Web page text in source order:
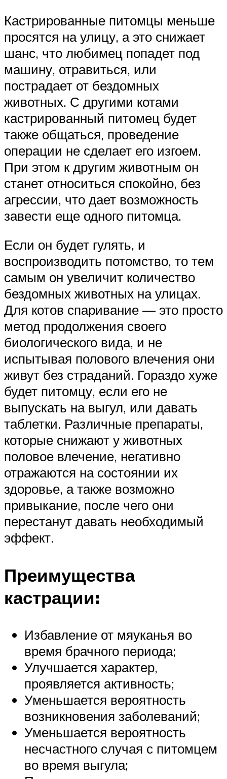
Кастрированные питомцы меньше
просятся на улицу, а это снижает
шанс, что любимец попадет под
машину, отравиться, или
пострадает от бездомных
животных. С другими котами
кастрированный питомец будет
также общаться, проведение
операции не сделает его изгоем.
При этом к другим животным он
станет относиться спокойно, без
агрессии, что дает возможность
завести еще одного питомца.
Если он будет гулять, и
воспроизводить потомство, то тем
самым он увеличит количество
бездомных животных на улицах.
Для котов спаривание — это просто
метод продолжения своего
биологического вида, и не
испытывая полового влечения они
живут без страданий. Гораздо хуже
будет питомцу, если его не
выпускать на выгул, или давать
таблетки. Различные препараты,
которые снижают у животных
половое влечение, негативно
отражаются на состоянии их
здоровье, а также возможно
привыкание, после чего они
перестанут давать необходимый
эффект.
Преимущества
кастрации:
Избавление от мяуканья во
время брачного периода;
Улучшается характер,
проявляется активность;
Уменьшается вероятность
возникновения заболеваний;
Уменьшается вероятность
несчастного случая с питомцем
во время выгула;